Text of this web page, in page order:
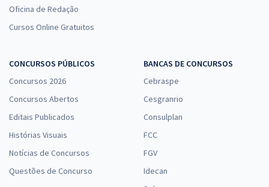
Oficina de Redação
Cursos Online Gratuitos
CONCURSOS PÚBLICOS
Concursos 2026
Concursos Abertos
Editais Publicados
Histórias Visuais
Notícias de Concursos
Questões de Concurso
BANCAS DE CONCURSOS
Cebraspe
Cesgranrio
Consulplan
FCC
FGV
Idecan